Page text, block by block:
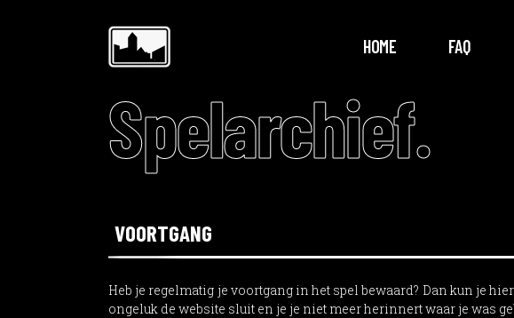
HOME FAQ
Spelarchief.
VOORTGANG
Heb je regelmatig je voortgang in het spel bewaard? Dan kun je
ongeluk de website sluit en je je niet meer herinnert waar je was